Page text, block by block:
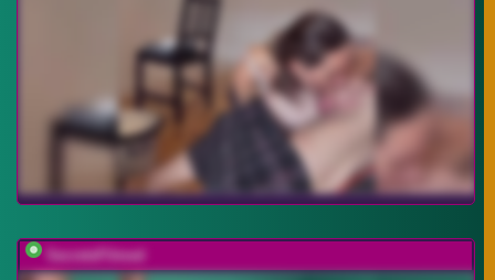
SecretsFilmed